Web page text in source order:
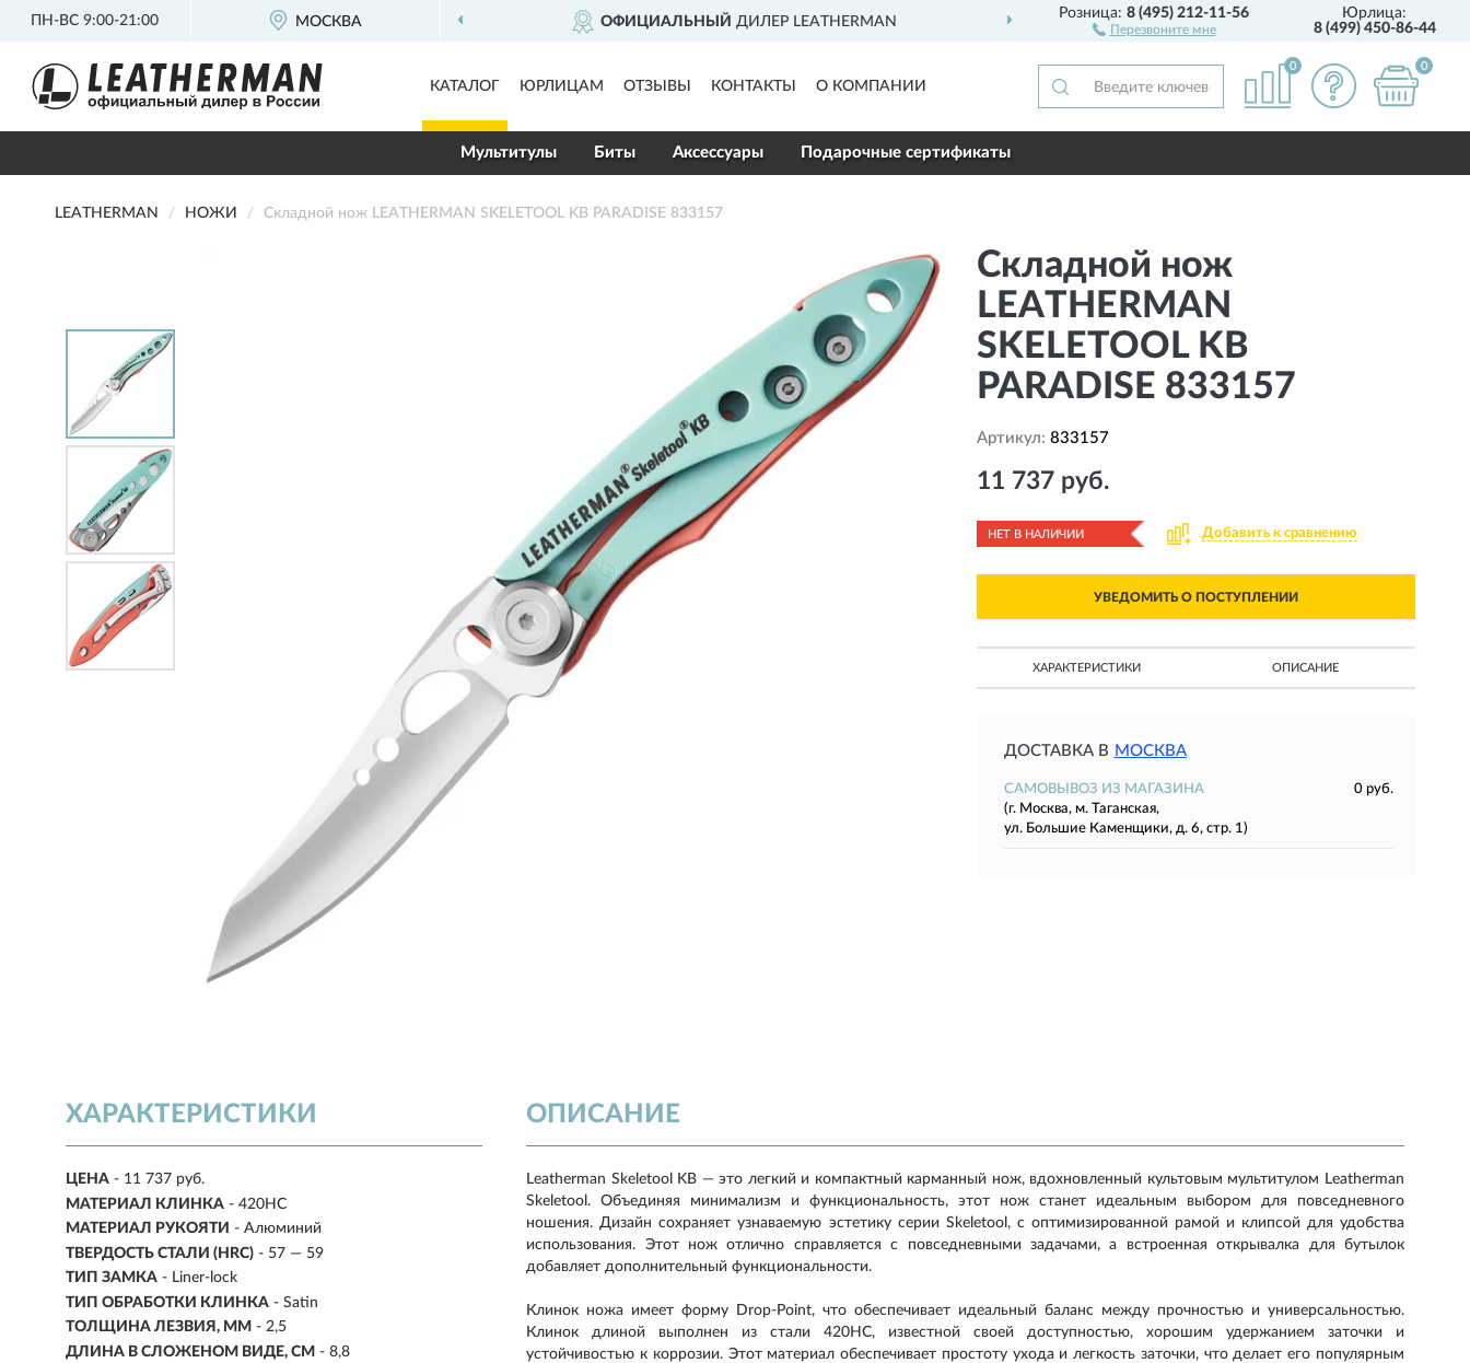
ПН-ВС 9:00-21:00 МОСКВА ОФИЦИАЛЬНЫЙ ДИЛЕР LEATHERMAN ДОСТАВИМПО ВСЕЙ РОССИИ
Розница:8 (495) 212-11-56
Перезвоните мне
Юрлица:
8 (499) 450-86-44
КАТАЛОГ ЮРЛИЦАМ ОТЗЫВЫ КОНТАКТЫ О КОМПАНИИ
0 0
Мультитулы Биты Аксессуары Подарочные сертификаты
LEATHERMAN НОЖИ Складной нож LEATHERMAN SKELETOOL KB PARADISE 833157
Складной нож
LEATHERMAN
SKELETOOL KB
PARADISE 833157
Артикул: 833157
11 737 руб.
НЕТ В НАЛИЧИИ Добавить к сравнению
УВЕДОМИТЬ О ПОСТУПЛЕНИИ
ХАРАКТЕРИСТИКИ ОПИСАНИЕ
ДОСТАВКА В МОСКВА
САМОВЫВОЗ ИЗ МАГАЗИНА
0 руб.
(г. Москва, м. Таганская,
ул. Большие Каменщики, д. 6, стр. 1)
ХАРАКТЕРИСТИКИ
ЦЕНА - 11 737 руб.
МАТЕРИАЛ КЛИНКА - 420HC
МАТЕРИАЛ РУКОЯТИ - Алюминий
ТВЕРДОСТЬ СТАЛИ (HRC) - 57 — 59
ТИП ЗАМКА - Liner-lock
ТИП ОБРАБОТКИ КЛИНКА - Satin
ТОЛЩИНА ЛЕЗВИЯ, ММ - 2,5
ДЛИНА В СЛОЖЕНОМ ВИДЕ, СМ - 8,8
ОПИСАНИЕ
Leatherman Skeletool KB — это легкий и компактный карманный нож, вдохновленный культовым мультитулом Leatherman
Skeletool. Объединяя минимализм и функциональность, этот нож станет идеальным выбором для повседневного
ношения. Дизайн сохраняет узнаваемую эстетику серии Skeletool, с оптимизированной рамой и клипсой для удобства
использования. Этот нож отлично справляется с повседневными задачами, а встроенная открывалка для бутылок
добавляет дополнительный функциональности.
Клинок ножа имеет форму Drop-Point, что обеспечивает идеальный баланс между прочностью и универсальностью.
Клинок длиной выполнен из стали 420HC, известной своей доступностью, хорошим удержанием заточки и
устойчивостью к коррозии. Этот материал обеспечивает простоту ухода и легкость заточки, что делает его популярным